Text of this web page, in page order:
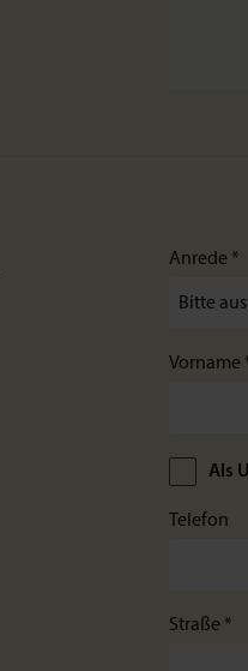
Anrede *
Vorname
Als
Telefon
Straße *